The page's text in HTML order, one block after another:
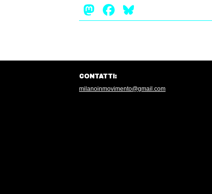
Mastodon
Facebook
CONTATTI:
milanoinmovimento@gmail.com